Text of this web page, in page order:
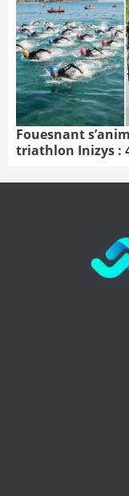
Fouesnant
triathlon Inizys :